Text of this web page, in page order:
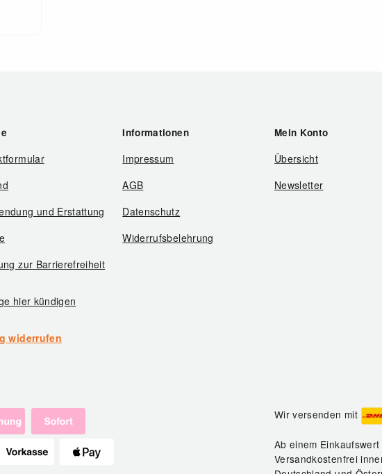
und Erstattung
zur Barrierefreiheit
hier kündigen
widerrufen
Informationen
Impressum
AGB
Datenschutz
Widerrufsbelehrung
Mein Konto
Übersicht
Newsletter
Wir versenden mit
Ab einem
Versandkostenfrei